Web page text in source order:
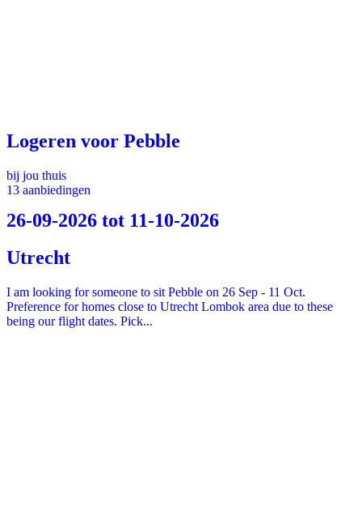
Logeren voor Pebble
bij jou thuis
13 aanbiedingen
26-09-2026 tot 11-10-2026
Utrecht
I am looking for someone to sit Pebble on 26 Sep - 11 Oct.
Preference for homes close to Utrecht Lombok area due to these
being our flight dates. Pick...